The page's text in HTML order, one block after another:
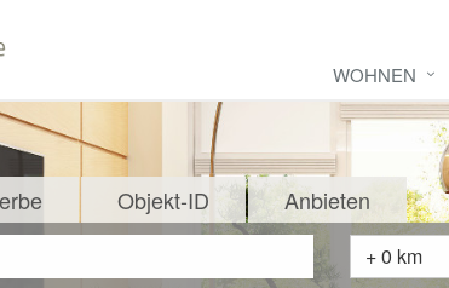
WOHNEN
Objekt-ID Anbieten
+ 0 km